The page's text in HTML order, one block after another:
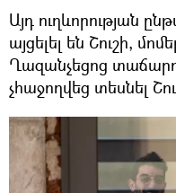
Այդ ուղևորության
այցելել են Շուշի,
Ղազանչեցոց
չհաջողվեց տեսնել